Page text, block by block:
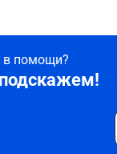
в помощи?